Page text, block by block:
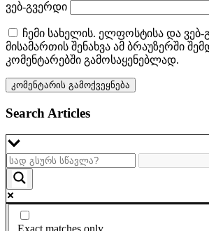
ვებ-გვერდი
ჩემი სახელის. ელფოსტისა და ვებ-
მისამართის შენახვა ამ ბრაუზერში
კომენტარებში გამოსაყენებლად.
Search Articles